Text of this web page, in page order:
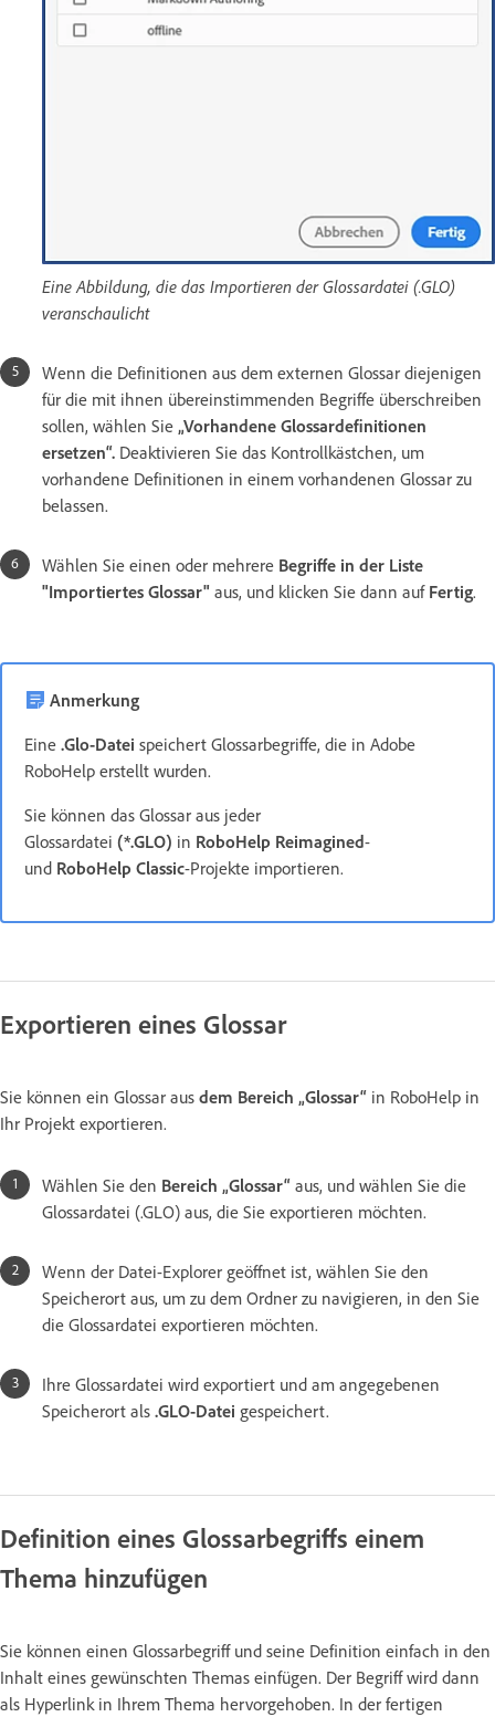
Eine Abbildung, die das Importieren der Glossardatei (.GLO)
veranschaulicht
Wenn die Definitionen aus dem externen Glossar diejenigen
für die mit ihnen übereinstimmenden Begriffe überschreiben
sollen, wählen Sie „Vorhandene Glossardefinitionen
ersetzen“. Deaktivieren Sie das Kontrollkästchen, um
vorhandene Definitionen in einem vorhandenen Glossar zu
belassen.
Wählen Sie einen oder mehrere Begriffe in der Liste
"Importiertes Glossar" aus, und klicken Sie dann auf Fertig.
Anmerkung
Eine .Glo-Datei speichert Glossarbegriffe, die in Adobe
RoboHelp erstellt wurden.
Sie können das Glossar aus jeder
Glossardatei (*.GLO) in RoboHelp Reimagined-
und RoboHelp Classic-Projekte importieren.
Exportieren eines Glossar
Sie können ein Glossar aus dem Bereich „Glossar“ in RoboHelp in
Ihr Projekt exportieren.
Wählen Sie den Bereich „Glossar“ aus, und wählen Sie die
Glossardatei (.GLO) aus, die Sie exportieren möchten.
Wenn der Datei-Explorer geöffnet ist, wählen Sie den
Speicherort aus, um zu dem Ordner zu navigieren, in den Sie
die Glossardatei exportieren möchten.
Ihre Glossardatei wird exportiert und am angegebenen
Speicherort als .GLO-Datei gespeichert.
Definition eines Glossarbegriffs einem
Thema hinzufügen
Sie können einen Glossarbegriff und seine Definition einfach in den
Inhalt eines gewünschten Themas einfügen. Der Begriff wird dann
als Hyperlink in Ihrem Thema hervorgehoben. In der fertigen